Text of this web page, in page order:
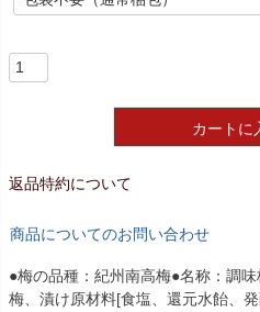
必
カートに
返品特約について
商品についてのお問い合わせ
●梅の品種：紀州南高梅●名称：調
梅、漬け原材料[食塩、還元水飴、